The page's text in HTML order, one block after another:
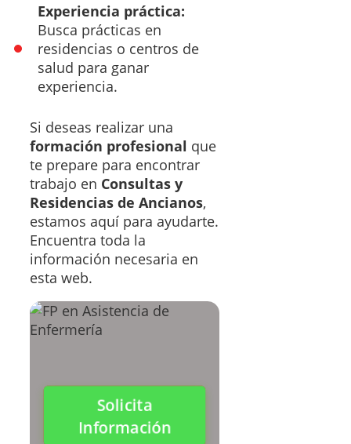
Experiencia práctica:
Busca prácticas en
residencias o centros de
salud para ganar
experiencia.
Si deseas realizar una
formación profesional que
te prepare para encontrar
trabajo en Consultas y
Residencias de Ancianos,
estamos aquí para ayudarte.
Encuentra toda la
información necesaria en
esta web.
Solicita
Información